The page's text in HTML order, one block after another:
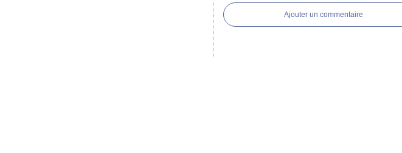
Ajouter un commentaire